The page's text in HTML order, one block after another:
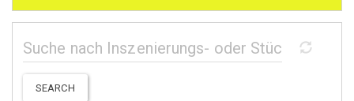
SEARCH